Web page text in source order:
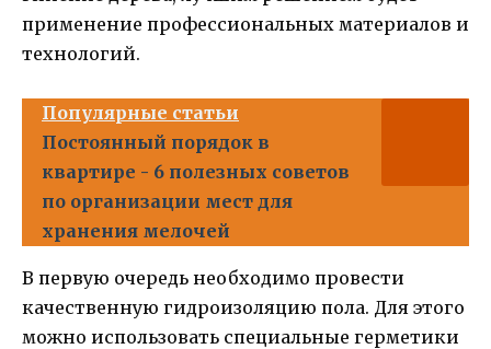
применение профессиональных материалов и
технологий.
Популярные статьи
Постоянный порядок в
квартире - 6 полезных советов
по организации мест для
хранения мелочей
В первую очередь необходимо провести
качественную гидроизоляцию пола. Для этого
можно использовать специальные герметики